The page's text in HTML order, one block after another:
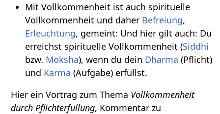
Mit Vollkommenheit ist auch spirituelle
Vollkommenheit und daher Befreiung,
Erleuchtung, gemeint: Und hier gilt auch: Du
erreichst spirituelle Vollkommenheit (Siddhi
bzw. Moksha), wenn du dein Dharma (Pflicht)
und Karma (Aufgabe) erfüllst.
Hier ein Vortrag zum Thema Vollkommenheit
durch Pflichterfüllung, Kommentar zu